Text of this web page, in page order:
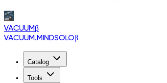
VACUUMβ
VACUUM.MINDSOLOβ
Catalog
Tools